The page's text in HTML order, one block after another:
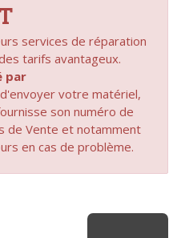
services de réparation
tarifs avantageux.
par
votre matériel,
son numéro de
de Vente et notamment
en cas de problème.